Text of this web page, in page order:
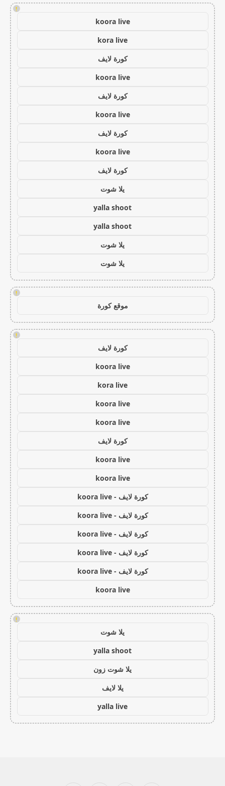
!
koora live
kora live
كورة لايف
koora live
كورة لايف
koora live
كورة لايف
koora live
كورة لايف
يلا شوت
yalla shoot
yalla shoot
يلا شوت
يلا شوت
!
موقع كورة
!
كورة لايف
koora live
kora live
koora live
koora live
كورة لايف
koora live
koora live
كورة لايف - koora live
كورة لايف - koora live
كورة لايف - koora live
كورة لايف - koora live
كورة لايف - koora live
koora live
!
يلا شوت
yalla shoot
يلا شوت زون
يلا لايف
yalla live